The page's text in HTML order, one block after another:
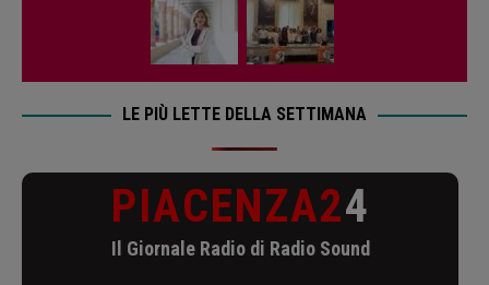
LE PIÙ LETTE DELLA SETTIMANA
PIACENZA24
Il Giornale Radio di Radio Sound